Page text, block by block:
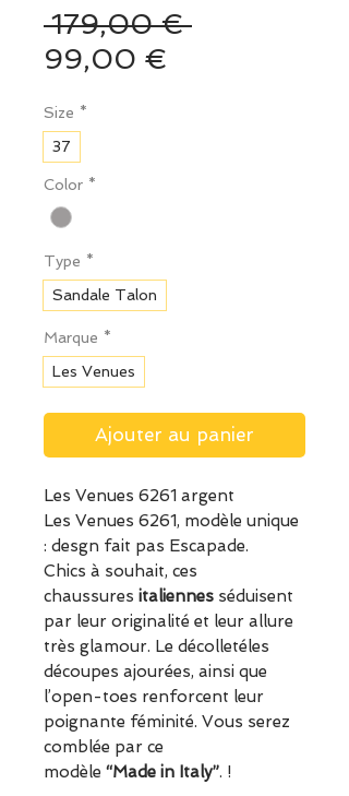
179,00 € Prix
99,00 €
Size *
37
Color *
Type *
Sandale Talon
Marque *
Les Venues
Ajouter au panier
Les Venues 6261 argent
Les Venues 6261, modèle unique
: desgn fait pas Escapade.
Chics à souhait, ces
chaussures italiennes séduisent
par leur originalité et leur allure
très glamour. Le décolletéles
découpes ajourées, ainsi que
l’open-toes renforcent leur
poignante féminité. Vous serez
comblée par ce
modèle “Made in Italy”. !